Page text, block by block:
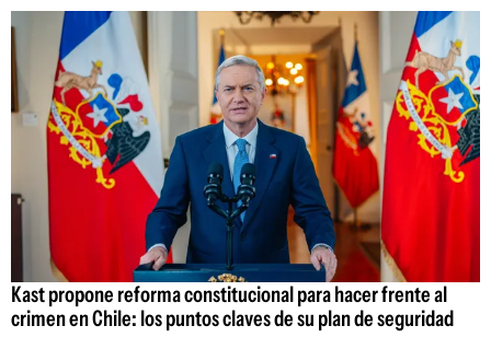
Kast propone reforma constitucional para hacer frente al
crimen en Chile: los puntos claves de su plan de seguridad